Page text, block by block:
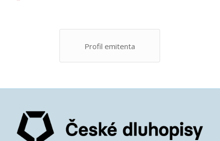
Profil emitenta